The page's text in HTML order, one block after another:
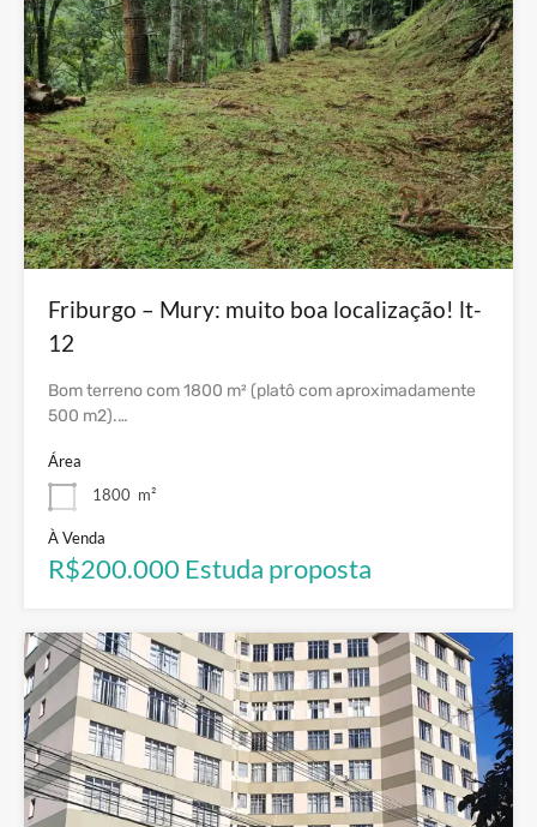
Friburgo – Mury: muito boa localização! lt-
12
Bom terreno com 1800 m² (platô com aproximadamente
500 m2).…
Área
1800 m²
À Venda
R$200.000 Estuda proposta